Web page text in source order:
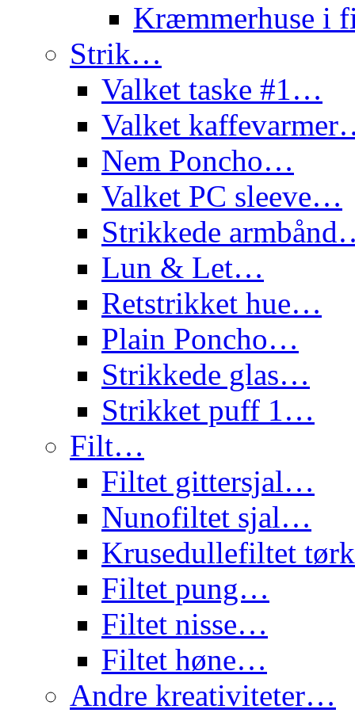
Kræmmerhuse
Strik…
Valket taske #1…
Valket
Nem Poncho…
Valket PC sleeve…
Strikkede
Lun & Let…
Retstrikket hue…
Plain Poncho…
Strikkede glas…
Strikket puff 1…
Filt…
Filtet gittersjal…
Nunofiltet sjal…
Krusedullefiltet
Filtet pung…
Filtet nisse…
Filtet høne…
Andre kreativiteter…